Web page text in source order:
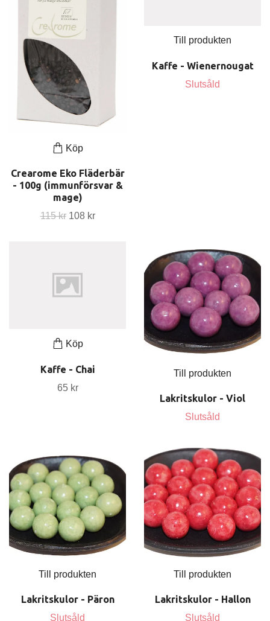
Köp
Crearome Eko Fläderbär
- 100g (immunförsvar &
mage)
115 kr 108 kr
Till produkten
Kaffe - Wienernougat
Slutsåld
Köp
Kaffe - Chai
65 kr
Till produkten
Lakritskulor - Viol
Slutsåld
Till produkten
Lakritskulor - Päron
Slutsåld
Till produkten
Lakritskulor - Hallon
Slutsåld